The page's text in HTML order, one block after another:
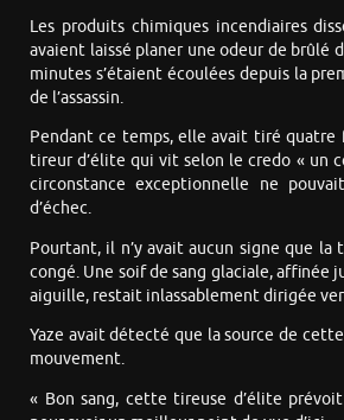
Les produits chimiques incendiaires
avaient laissé planer une odeur de brûlé
minutes s’étaient écoulées depuis la
de l’assassin.
Pendant ce temps, elle avait tiré quatre
tireur d’élite qui vit selon le credo « un
circonstance exceptionnelle ne
d’échec.
Pourtant, il n’y avait aucun signe que la
congé. Une soif de sang glaciale, affinée
aiguille, restait inlassablement dirigée
Yaze avait détecté que la source de
mouvement.
« Bon sang, cette tireuse d’élite